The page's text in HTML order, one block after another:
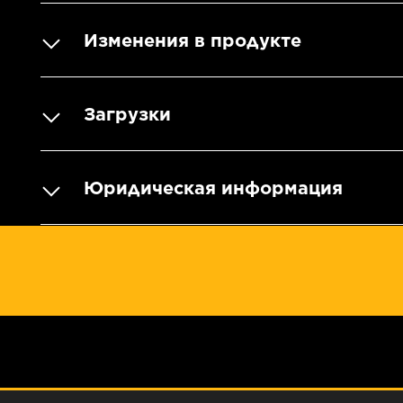
Изменения в продукте
Загрузки
Юридическая информация